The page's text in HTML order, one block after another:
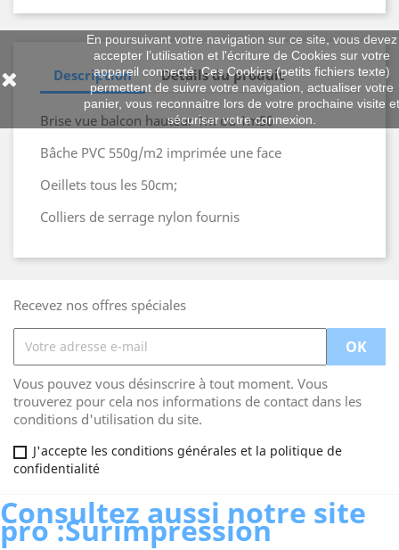
Description Détails du produit
Brise vue balcon hauteur 1m ou 1m50
Bâche PVC 550g/m2 imprimée une face
Oeillets tous les 50cm;
Colliers de serrage nylon fournis
Recevez nos offres spéciales
Vous pouvez vous désinscrire à tout moment. Vous
trouverez pour cela nos informations de contact dans les
conditions d'utilisation du site.
J'accepte les conditions générales et la politique de
confidentialité
Consultez aussi notre site
pro :Surimpression
En poursuivant votre navigation sur ce site, vous devez
accepter l’utilisation et l'écriture de Cookies sur votre
appareil connecté. Ces Cookies (petits fichiers texte)
permettent de suivre votre navigation, actualiser votre
panier, vous reconnaitre lors de votre prochaine visite et
sécuriser votre connexion.